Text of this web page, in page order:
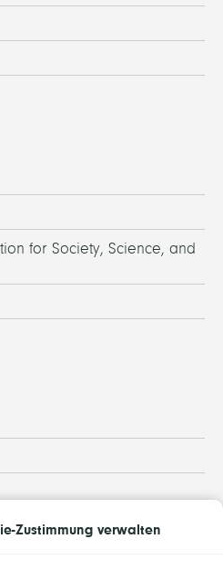
for Society, Science, and
Zustimmung verwalten